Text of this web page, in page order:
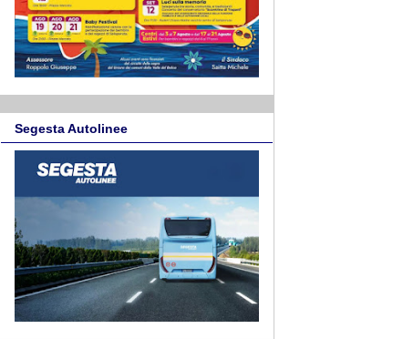
Segesta Autolinee